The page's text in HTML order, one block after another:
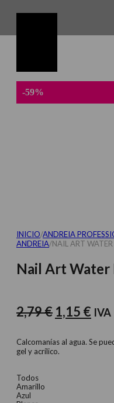
-59%
INICIO/ANDREIA
ANDREIA/NAIL ART
Nail Art Water
2,79€ El
original
era:
1,15 € El
IVA
Calcomanías al agua. Se
gel y acrílico.
Todos
Amarillo
Azul